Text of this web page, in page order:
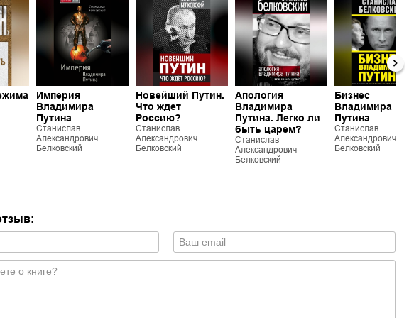
Империя
Владимира
Путина
Станислав
Александрович
Белковский
Новейший Путин.
Что ждет
Россию?
Станислав
Александрович
Белковский
Апология
Владимира
Путина. Легко ли
быть царем?
Станислав
Александрович
Белковский
Бизнес
Владимира
Путина
Станислав
Александрович
Белковский